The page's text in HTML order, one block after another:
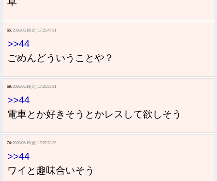
66: 2020/06/19(金) 17:25:47.91
>>44
ごめんどういうことや？
69: 2020/06/19(金) 17:25:55.91
>>44
電車とか好きそうとかレスして欲しそう
74: 2020/06/19(金) 17:27:23.39
>>44
ワイと趣味合いそう